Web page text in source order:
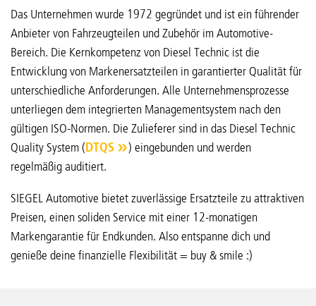
Das Unternehmen wurde 1972 gegründet und ist ein führender
Anbieter von Fahrzeugteilen und Zubehör im Automotive-
Bereich. Die Kernkompetenz von Diesel Technic ist die
Entwicklung von Markenersatzteilen in garantierter Qualität für
unterschiedliche Anforderungen. Alle Unternehmensprozesse
unterliegen dem integrierten Managementsystem nach den
gültigen ISO-Normen. Die Zulieferer sind in das Diesel Technic
Quality System (DTQS
) eingebunden und werden
regelmäßig auditiert.
SIEGEL Automotive bietet zuverlässige Ersatzteile zu attraktiven
Preisen, einen soliden Service mit einer 12-monatigen
Markengarantie für Endkunden. Also entspanne dich und
genieße deine finanzielle Flexibilität = buy & smile :)